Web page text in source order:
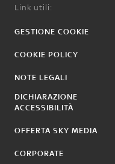
Link utili:
GESTIONE COOKIE
COOKIE POLICY
NOTE LEGALI
DICHIARAZIONE
ACCESSIBILITÀ
OFFERTA SKY MEDIA
CORPORATE